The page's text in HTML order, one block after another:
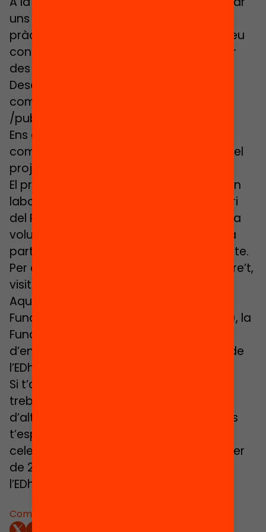
Comparteix:
uns tallers en paral·lel per posar en
pràctica la metodologia EDhacker. Podeu
consultar els materials i realitzar el taller
des de casa o des dels vostres centres.
Descarregueu els materials i ja podreu
començar a hackejar l’educació:
/publicacions/g…
Ens encantarà que si feu el taller, ho
compartiu a les xarxes amb l’etiqueta del
projecte: #edhackraval
El projecte EDhack Raval vol esdevenir un
laboratori d’innovació educativa al barri
del Raval. Des de la diversitat, la xarxa i la
voluntat de transformar, us convidem a
participar i ser protagonistes del projecte.
Per a estar informat, i poder pre-inscriure’t,
visita: www.edhack.cat
Aquest és un projecte impulsat per la
Fundació Jaume Bofill (@FundacioBofill), la
Fundació Tot Raval i un gran grup
d’entitats del barri del Raval que faran de
l’EDhack Raval, una realitat.
Si t’apassiona l’educació, t’agrada
treballar en equip, innovar, aprendre
d’altres disciplines i crear solucions reals
t’esperem al primer EDhack que es
celebrarà a Catalunya el 23 i 24 de febrer
de 2018 al Museu Marítim de Barcelona:
l’EDhack Raval.